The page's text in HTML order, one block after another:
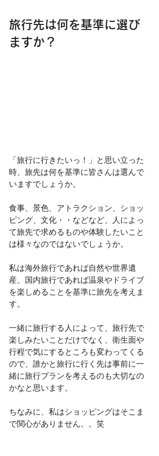
旅行先は何を基準に選び
ますか？
「旅行に行きたいっ！」と思い立った
時、旅先は何を基準に皆さんは選んで
いますでしょうか。
食事、景色、アトラクション、ショッ
ピング、文化・・などなど、人によっ
て旅先で求めるものや体験したいこと
は様々なのではないでしょうか。
私は海外旅行であれば自然や世界遺
産、国内旅行であれば温泉やドライブ
を楽しめることを基準に旅先を考えま
す。
一緒に旅行する人によって、旅行先で
楽しみたいことだけでなく、衛生面や
行程で気にするところも変わってくる
ので、誰かと旅行に行く先は事前に一
緒に旅行プランを考えるのも大切なの
かなと思います。
ちなみに、私はショッピングはそこま
で関心がありません。。笑